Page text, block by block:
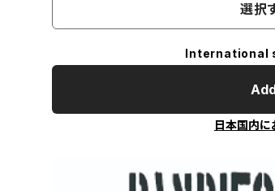
選択
International
日本国内に